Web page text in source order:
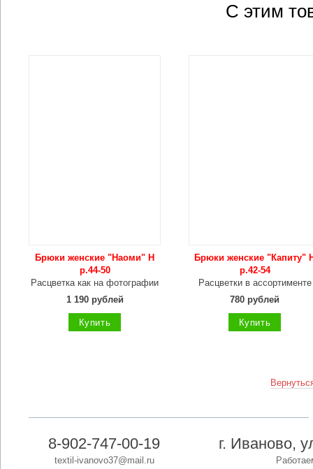
С этим
Брюки женские "Наоми" Н
р.44-50
Расцветка как на фотографии
1 190 рублей
Купить
Брюки женские "Капиту"
р.42-54
Расцветки в ассортименте
780 рублей
Купить
8-902-747-00-19
textil-ivanovo37@mail.ru
г. Иваново,